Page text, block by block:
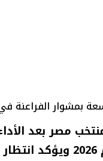
بمشوار الفراعنة
مصر بعد
في كأس العالم 2026